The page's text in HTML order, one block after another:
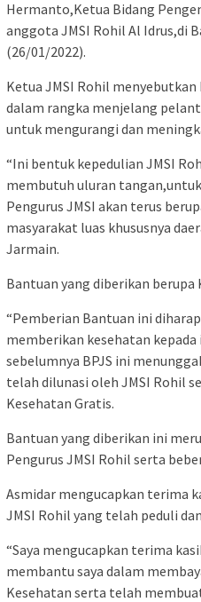
Hermanto,Ketua Bidang
anggota JMSI Rohil Al Idrus,di
(26/01/2022).
Ketua JMSI Rohil
dalam rangka menjelang
untuk mengurangi dan
“Ini bentuk kepedulian JMSI
membutuh uluran tangan,untuk
Pengurus JMSI akan terus
masyarakat luas khususnya
Jarmain.
Bantuan yang diberikan berupa
“Pemberian Bantuan ini
memberikan kesehatan kepada
sebelumnya BPJS ini
telah dilunasi oleh JMSI Rohil
Kesehatan Gratis.
Bantuan yang diberikan ini
Pengurus JMSI Rohil serta
Asmidar mengucapkan terima
JMSI Rohil yang telah peduli
“Saya mengucapkan terima
membantu saya dalam
Kesehatan serta telah